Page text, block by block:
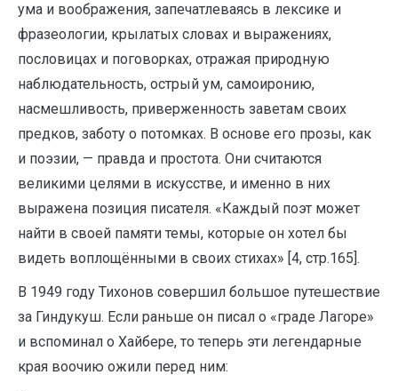
ума и воображения, запечатлеваясь в лексике и
фразеологии, крылатых словах и выражениях,
пословицах и поговорках, отражая природную
наблюдательность, острый ум, самоиронию,
насмешливость, приверженность заветам своих
предков, заботу о потомках. В основе его прозы, как
и поэзии, — правда и простота. Они считаются
великими целями в искусстве, и именно в них
выражена позиция писателя. «Каждый поэт может
найти в своей памяти темы, которые он хотел бы
видеть воплощёнными в своих стихах» [4, стр.165].
В 1949 году Тихонов совершил большое путешествие
за Гиндукуш. Если раньше он писал о «граде Лагоре»
и вспоминал о Хайбере, то теперь эти легендарные
края воочию ожили перед ним: